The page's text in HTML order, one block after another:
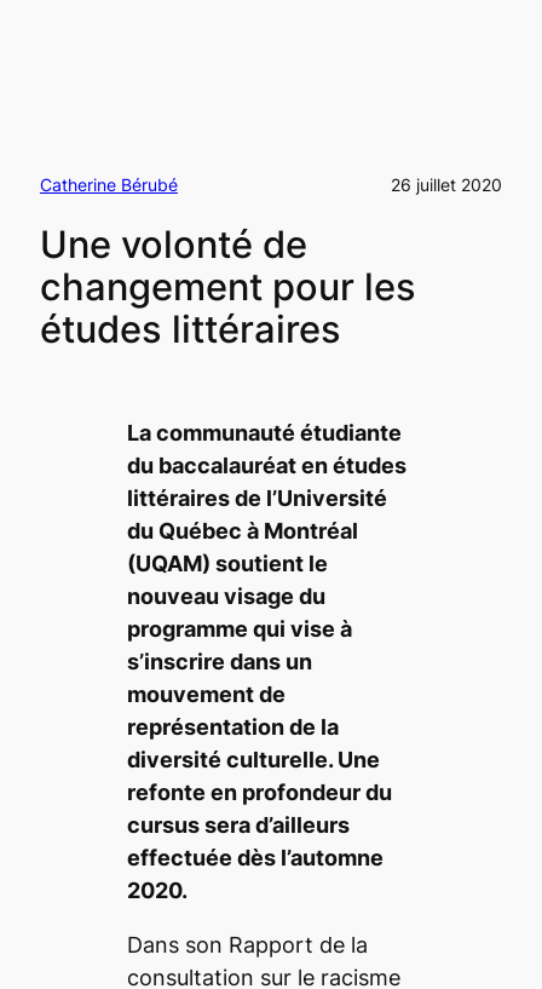
Catherine Bérubé 26 juillet 2020
Une volonté de
changement pour les
études littéraires
La communauté étudiante
du baccalauréat en études
littéraires de l’Université
du Québec à Montréal
(UQAM) soutient le
nouveau visage du
programme qui vise à
s’inscrire dans un
mouvement de
représentation de la
diversité culturelle. Une
refonte en profondeur du
cursus sera d’ailleurs
effectuée dès l’automne
2020.
Dans son Rapport de la
consultation sur le racisme